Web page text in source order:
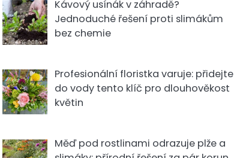
Kávový usínák v záhradě?
Jednoduché řešení proti slimákům
bez chemie
Profesionální floristka varuje: přidejte
do vody tento klíč pro dlouhověkost
květin
Měď pod rostlinami odrazuje plže a